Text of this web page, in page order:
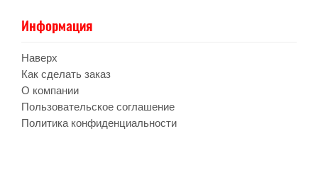
Информация
Наверх
Как сделать заказ
О компании
Пользовательское соглашение
Политика конфиденциальности